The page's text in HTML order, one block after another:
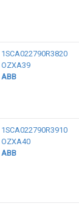
1SCA022790R3820
OZXA39
ABB
1SCA022790R3910
OZXA40
ABB